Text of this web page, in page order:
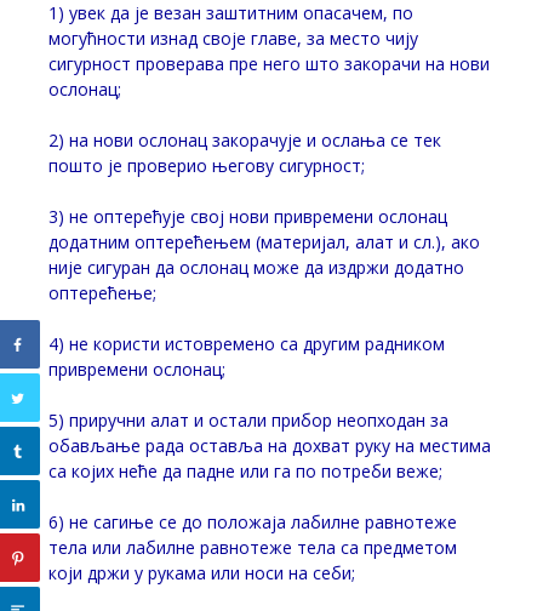
1) увек да је везан заштитним опасачем, по
могућности изнад своје главе, за место чију
сигурност проверава пре него што закорачи на нови
ослонац;
2) на нови ослонац закорачује и ослања се тек
пошто је проверио његову сигурност;
3) не оптерећује свој нови привремени ослонац
додатним оптерећењем (материјал, алат и сл.), ако
није сигуран да ослонац може да издржи додатно
оптерећење;
4) не користи истовремено са другим радником
привремени ослонац;
5) приручни алат и остали прибор неопходан за
обављање рада оставља на дохват руку на местима
са којих неће да падне или га по потреби веже;
6) не сагиње се до положаја лабилне равнотеже
тела или лабилне равнотеже тела са предметом
који држи у рукама или носи на себи;